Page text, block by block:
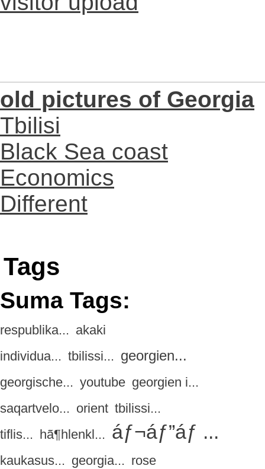
old pictures of Georgia
Tbilisi
Black Sea coast
Economics
Different
Tags
Suma Tags:
respublika... akaki
individua... tbilissi... georgien...
georgische... youtube georgien i...
saqartvelo... orient tbilissi...
tiflis... hã¶hlenkl... áƒ¬áƒ”áƒ ...
kaukasus... georgia... rose